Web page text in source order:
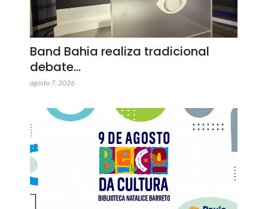
Band Bahia realiza tradicional
debate…
agosto 7, 2026